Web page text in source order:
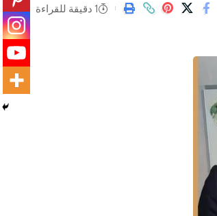
1 دقيقة للقراءة